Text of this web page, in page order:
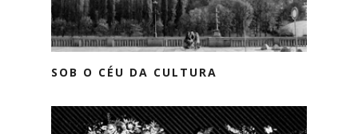
SOB O CÉU DA CULTURA